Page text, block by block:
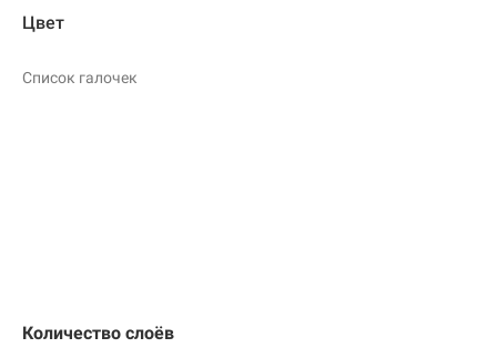
Цвет
Список галочек
Количество слоёв